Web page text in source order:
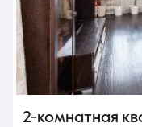
2-комнатная